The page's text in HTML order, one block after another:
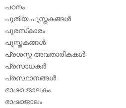
പഠനം
പുതിയ പുസ്തകങ്ങള്‍
പുരസ്‌കാരം
പുസ്തകങ്ങള്‍
പ്രശസ്ത അവതാരികകള്‍
പ്രസാധകര്‍
പ്രസ്ഥാനങ്ങള്‍
ഭാഷാ ജാലകം
ഭാഷാജാലം